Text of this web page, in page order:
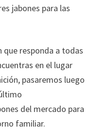
jabones para las
que responda a todas
en el lugar
pasaremos luego
del mercado para
familiar.